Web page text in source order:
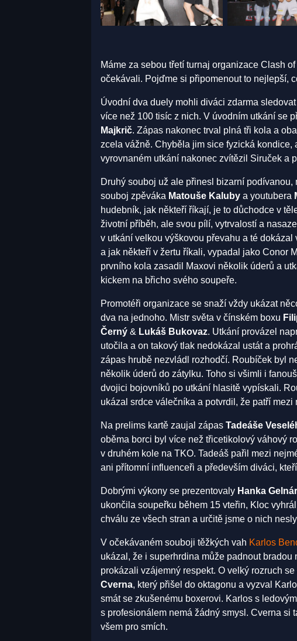
Máme za sebou třetí turnaj organizace Clash
očekávali. Pojďme si připomenout to nejlepší,
Úvodní dva duely mohli diváci zdarma
více než 100 tisíc z nich. V úvodním utkání se
Majkrič. Zápas nakonec trval plná tři kola a
zcela vážně. Chyběla jim sice fyzická
vyrovnaném utkání nakonec zvítězil Siruček a
Druhý souboj už ale přinesl bizarní
souboj zpěváka Matouše Kaluby a youtubera
hudebník, jak někteří říkají, je to důchodce v
životní příběh, ale svou pílí, vytrvalostí a
v utkání velkou výškovou převahu a té
a jak někteří v žertu říkali, vypadal jako Conor
prvního kola zasadil Maxovi několik úderů a
kickem na břicho svého soupeře.
Promotéři organizace se snaží vždy ukázat
dva na jednoho. Mistr světa v čínském boxu
Černý & Lukáš Bukovaz. Utkání provázel
utočila a on takový tlak nedokázal ustát a
zápas hrubě nezvládl rozhodčí. Roubíček byl
několik úderů do zátylku. Toho si všimli i
dvojici bojovníků po utkání hlasitě vypískali.
ukázal srdce válečníka a potvrdil, že patří
Na prelims kartě zaujal zápas Tadeáše
oběma borci byl více než třicetikolový váhový
v druhém kole na TKO. Tadeáš pařil mezi
ani přítomní influenceři a především diváci,
Dobrými výkony se prezentovaly Hanka
ukončila soupeřku během 15 vteřin, Kloc
chválu ze všech stran a určitě jsme o nich
V očekávaném souboji těžkých vah Karlos
ukázal, že i superhrdina může padnout
prokázali vzájemný respekt. O velký rozruch
Cverna, který přišel do oktagonu a vyzval
smát se zkušenému boxerovi. Karlos s
s profesionálem nemá žádný smysl. Cverna si
všem pro smích.